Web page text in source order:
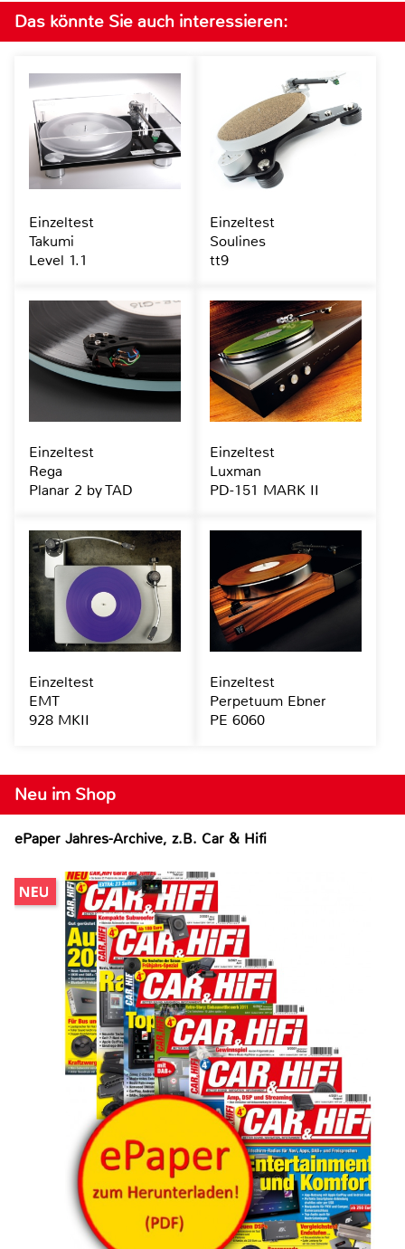
Neu im Shop
ePaper Jahres-Archive, z.B. Car & Hifi
Das könnte Sie auch interessieren:
Einzeltest
Takumi
Level 1.1
Einzeltest
Soulines
tt9
Einzeltest
Rega
Planar 2 by TAD
Einzeltest
Luxman
PD-151 MARK II
Einzeltest
EMT
928 MKII
Einzeltest
Perpetuum Ebner
PE 6060